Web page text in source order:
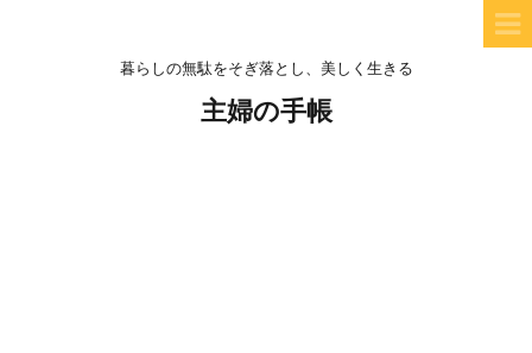
暮らしの無駄をそぎ落とし、美しく生きる
主婦の手帳